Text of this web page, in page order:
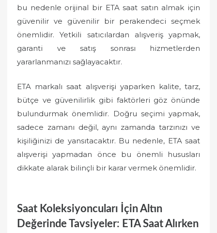
bu nedenle orijinal bir ETA saat satın almak için
güvenilir ve güvenilir bir perakendeci seçmek
önemlidir. Yetkili satıcılardan alışveriş yapmak,
garanti ve satış sonrası hizmetlerden
yararlanmanızı sağlayacaktır.
ETA markalı saat alışverişi yaparken kalite, tarz,
bütçe ve güvenilirlik gibi faktörleri göz önünde
bulundurmak önemlidir. Doğru seçimi yapmak,
sadece zamanı değil, aynı zamanda tarzınızı ve
kişiliğinizi de yansıtacaktır. Bu nedenle, ETA saat
alışverişi yapmadan önce bu önemli hususları
dikkate alarak bilinçli bir karar vermek önemlidir.
Saat Koleksiyoncuları İçin Altın
Değerinde Tavsiyeler: ETA Saat Alırken